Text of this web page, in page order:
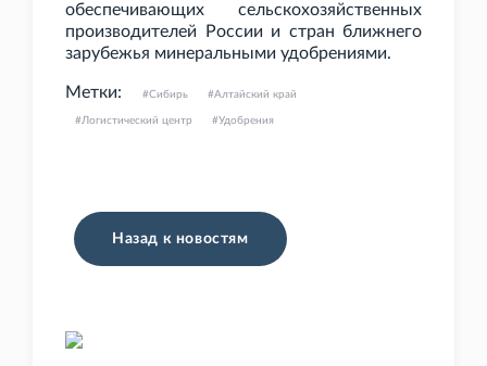
обеспечивающих сельскохозяйственных
производителей России и стран ближнего
зарубежья минеральными удобрениями.
Метки: Сибирь Алтайский край
Логистический центр Удобрения
Назад к новостям